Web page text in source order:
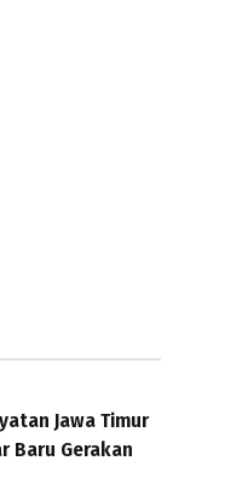
Jawa Timur
Baru Gerakan